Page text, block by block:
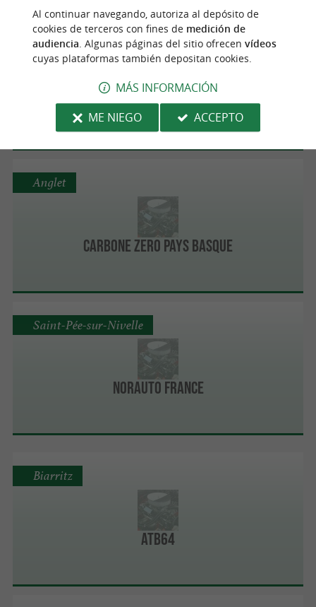
Garage Colet - Citroën
Hasparren
Carbone Zero Pays Basque
Anglet
Norauto France
Saint-Pée-sur-Nivelle
ATB64
Biarritz
Al continuar navegando, autoriza al depósito de
cookies de terceros con fines de medición de
audiencia . Algunas páginas del sitio ofrecen vídeos
cuyas plataformas también depositan cookies.
MÁS INFORMACIÓN
ME NIEGO
ACCEPTO